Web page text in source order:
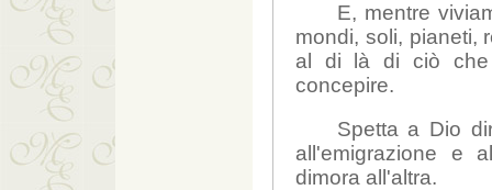
E, mentre
mondi, soli, pianeti,
al di là di ciò che
concepire.
Spettaa Dio
all'emigrazione e
dimora all'altra.